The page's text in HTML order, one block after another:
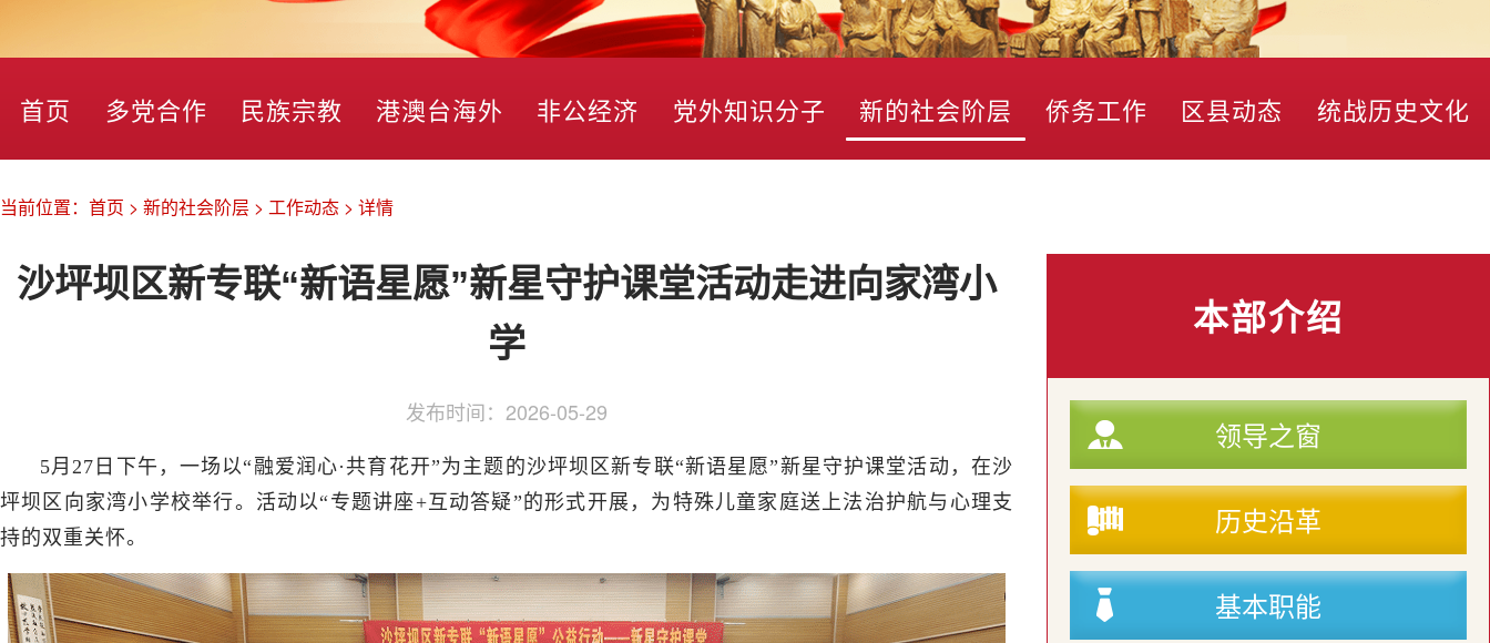
首页 多党合作 民族宗教 港澳台海外 非公经济 党外知识分子 新的社会阶层 侨务工作 区县动态 统战历史文化
当前位置： 首页 > 新的社会阶层 > 工作动态 > 详情
沙坪坝区新专联“新语星愿”新星守护课堂活动走进向家湾小
学
发布时间： 2026-05-29
5月27日下午，一场以“融爱润心·共育花开”为主题的沙坪坝区新专联“新语星愿”新星守护课堂活动，在沙
坪坝区向家湾小学校举行。活动以“专题讲座+互动答疑”的形式开展，为特殊儿童家庭送上法治护航与心理支
持的双重关怀。
本部介绍
领导之窗
历史沿革
基本职能